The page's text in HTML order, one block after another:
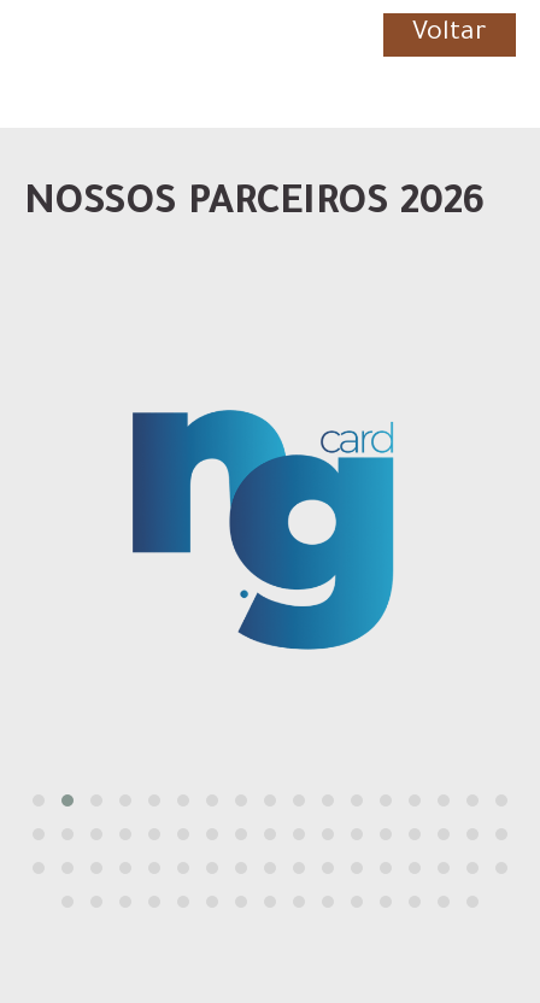
Voltar
NOSSOS PARCEIROS 2026